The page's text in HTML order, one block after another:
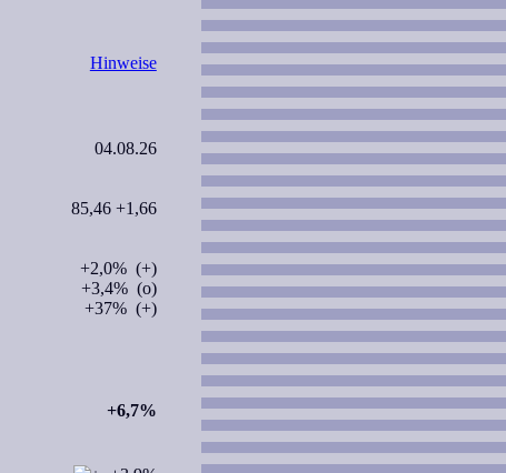
Hinweise
04.08.26
85,46 +1,66
+2,0% (+)
+3,4% (o)
+37% (+)
+6,7%